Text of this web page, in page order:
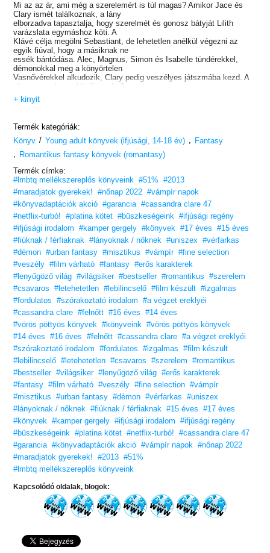
Mi az az ár, ami még a szerelemért is túl magas? Amikor Jace és
Clary ismét találkoznak, a lány
elborzadva tapasztalja, hogy szerelmét és gonosz bátyját Lilith
varázslata egymáshoz köti. A
Klávé célja megölni Sebastiant, de lehetetlen anélkül végezni az
egyik fiúval, hogy a másiknak ne
essék bántódása. Alec, Magnus, Simon és Isabelle tündérekkel,
démonokkal meg a könyörtelen
Vasnővérekkel alkudozik, Clary pedig veszélyes játszmába kezd. A
tét nem csak a saját élete, de Jace
lelke is egyben. De bízhat-e még a fiúban egyáltalán?
Szerelem. Vér. Árulás. Bosszú. A Végzet Ereklyéi lélegzetelállító
fenyegeti az árnyvadászokat.
+ kinyit
Termék kategóriák:
Könyv / Young adult könyvek (ifjúsági, 14-18 év) , Fantasy
, Romantikus fantasy könyvek (romantasy)
Termék címke:
#lmbtq mellékszereplős könyveink #51%
#2013
#maradjatok gyerekek!
#nőnap 2022 #vámpír napok
#könyvadaptációk akció #garancia #cassandra clare 47
#netflix-turbó!
#platina kötet #büszkeségeink #ifjúsági regény
#ifjúsági irodalom
#kamper gergely #könyvek #17 éves
#15 éves
#fiúknak / férfiaknak #lányoknak / nőknek #uniszex #vérfarkas
#démon #urban fantasy #misztikus #vámpír #fine selection
#veszély #film várható #fantasy #erős karakterek
#lenyűgöző világ #világsiker #bestseller #romantikus
#szerelem
#csavaros
#letehetetlen #lebilincselő #film készült #izgalmas
#fordulatos
#szórakoztató irodalom
#a végzet ereklyéi
#cassandra clare #felnőtt #16 éves
#14 éves
#vörös pöttyös könyvek #könyveink #vörös pöttyös könyvek
#14 éves
#16 éves #felnőtt #cassandra clare #a végzet ereklyéi
#szórakoztató irodalom
#fordulatos #izgalmas
#film készült
#lebilincselő #letehetetlen #csavaros #szerelem
#romantikus
#bestseller #világsiker #lenyűgöző világ #erős karakterek
#fantasy #film várható #veszély #fine selection #vámpír
#misztikus
#urban fantasy #démon #vérfarkas
#uniszex
#lányoknak / nőknek #fiúknak / férfiaknak #15 éves
#17 éves
#könyvek #kamper gergely #ifjúsági irodalom
#ifjúsági regény
#büszkeségeink #platina kötet #netflix-turbó!
#cassandra clare 47
#garancia #könyvadaptációk akció #vámpír napok #nőnap 2022
#maradjatok gyerekek!
#2013 #51%
#lmbtq mellékszereplős könyveink
Kapcsolódó oldalak, blogok: